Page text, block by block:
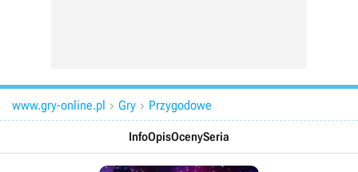
www.gry-online.pl  Gry  Przygodowe
InfoOpisOcenySeria